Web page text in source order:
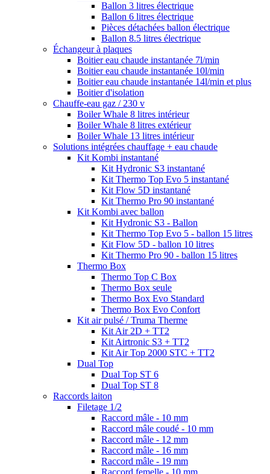
Ballon 3 litres électrique
Ballon 6 litres électrique
Pièces détachées ballon électrique
Ballon 8.5 litres électrique
Échangeur à plaques
Boitier eau chaude instantanée 7l/min
Boitier eau chaude instantanée 10l/min
Boitier eau chaude instantanée 14l/min et plus
Boitier d'isolation
Chauffe-eau gaz / 230 v
Boiler Whale 8 litres intérieur
Boiler Whale 8 litres extérieur
Boiler Whale 13 litres intérieur
Solutions intégrées chauffage + eau chaude
Kit Kombi instantané
Kit Hydronic S3 instantané
Kit Thermo Top Evo 5 instantané
Kit Flow 5D instantané
Kit Thermo Pro 90 instantané
Kit Kombi avec ballon
Kit Hydronic S3 - Ballon
Kit Thermo Top Evo 5 - ballon 15 litres
Kit Flow 5D - ballon 10 litres
Kit Thermo Pro 90 - ballon 15 litres
Thermo Box
Thermo Top C Box
Thermo Box seule
Thermo Box Evo Standard
Thermo Box Evo Confort
Kit air pulsé / Truma Therme
Kit Air 2D + TT2
Kit Airtronic S3 + TT2
Kit Air Top 2000 STC + TT2
Dual Top
Dual Top ST 6
Dual Top ST 8
Raccords laiton
Filetage 1/2
Raccord mâle - 10 mm
Raccord mâle coudé - 10 mm
Raccord mâle - 12 mm
Raccord mâle - 16 mm
Raccord mâle - 19 mm
Raccord femelle - 10 mm